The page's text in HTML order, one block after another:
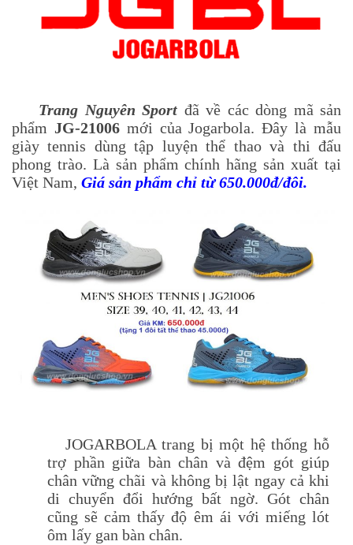
Trang Nguyên Sport đã về các dòng mã sản
phẩm JG-21006mới của Jogarbola. Đây là mẫu
giày tennis dùng tập luyện thể thao và thi đấu
phong trào. Là sản phẩm chính hãng sản xuất tại
Việt Nam, Giá sản phẩm chỉ từ 650.000đ/đôi.
JOGARBOLA trang bị một hệ thống hỗ
trợ phần giữa bàn chân và đệm gót giúp
chân vững chãi và không bị lật ngay cả khi
di chuyển đổi hướng bất ngờ. Gót chân
cũng sẽ cảm thấy độ êm ái với miếng lót
ôm lấy gan bàn chân.